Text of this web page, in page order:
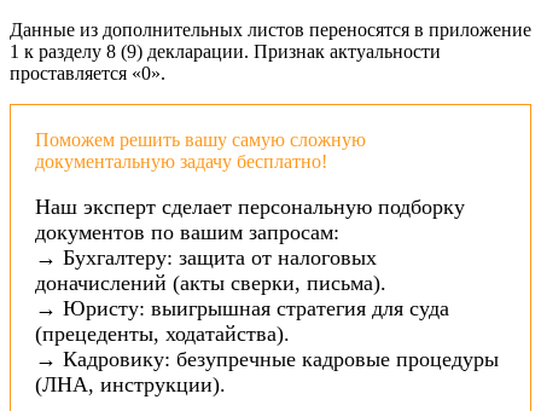
Данные из дополнительных листов переносятся в приложение
1 к разделу 8 (9) декларации. Признак актуальности
проставляется «0».
Поможем решить вашу самую сложную
документальную задачу бесплатно!
Наш эксперт сделает персональную подборку
документов по вашим запросам:
→ Бухгалтеру: защита от налоговых
доначислений (акты сверки, письма).
→ Юристу: выигрышная стратегия для суда
(прецеденты, ходатайства).
→ Кадровику: безупречные кадровые процедуры
(ЛНА, инструкции).